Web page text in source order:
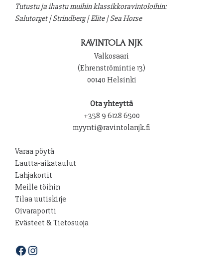
Tutustu ja ihastu muihin klassikkoravintoloihin:
Salutorget|Strindberg|Elite|Sea Horse
RAVINTOLA NJK
Valkosaari
(Ehrenströmintie 13)
00140 Helsinki
Ota yhteyttä
+358 9 6128 6500
myynti@ravintolanjk.fi
Varaa pöytä
Lautta-aikataulut
Lahjakortit
Meille töihin
Tilaa uutiskirje
Oivaraportti
Evästeet & Tietosuoja
Facebook
Instagram